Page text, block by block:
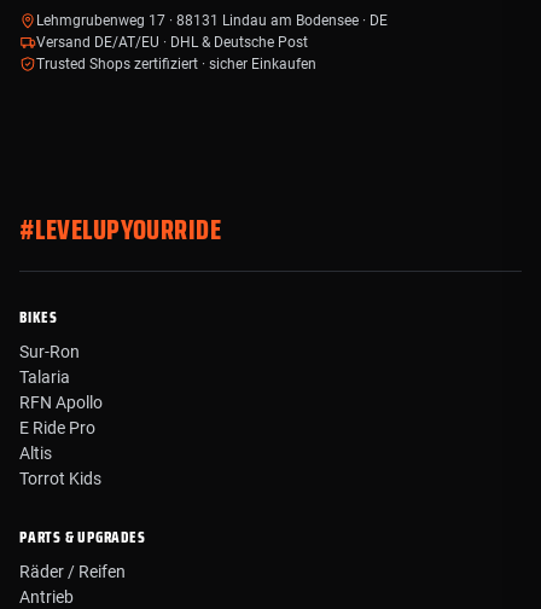
Lehmgrubenweg 17 · 88131 Lindau am Bodensee · DE
Versand DE/AT/EU · DHL & Deutsche Post
Trusted Shops zertifiziert · sicher Einkaufen
#LEVELUPYOURRIDE
BIKES
Sur-Ron
Talaria
RFN Apollo
E Ride Pro
Altis
Torrot Kids
PARTS & UPGRADES
Räder / Reifen
Antrieb